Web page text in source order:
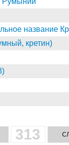
название
кретин)
313